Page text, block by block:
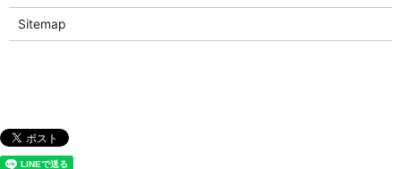
Sitemap